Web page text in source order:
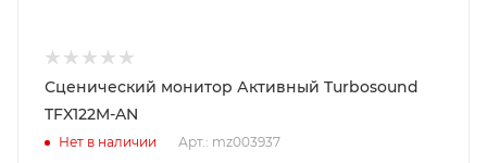
Сценический монитор Активный Turbosound
TFX122M-AN
Нет в наличии Арт.: mz003937